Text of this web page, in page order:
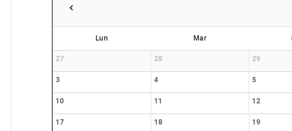
Lun Mar
27 28 29
3 4 5
10 11 12
17 18 19